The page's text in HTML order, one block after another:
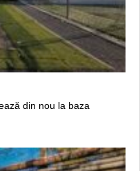
din nou la baza